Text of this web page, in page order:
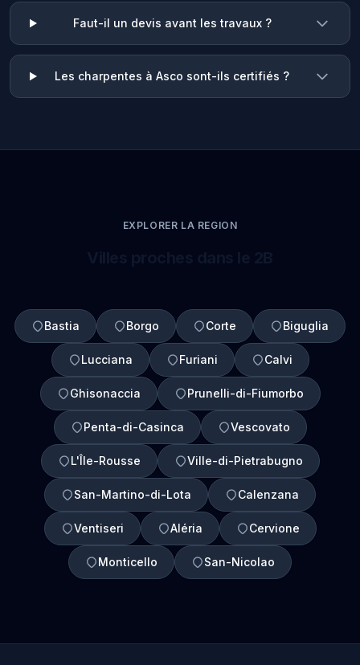
Faut-il un devis avant les travaux ?
Les charpentes à Asco sont-ils certifiés ?
EXPLORER LA REGION
Bastia Borgo Corte Biguglia
Lucciana Furiani Calvi
Ghisonaccia Prunelli-di-Fiumorbo
Penta-di-Casinca Vescovato
L'Île-Rousse Ville-di-Pietrabugno
San-Martino-di-Lota Calenzana
Ventiseri Aléria Cervione
Monticello San-Nicolao